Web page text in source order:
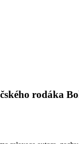
rodáka